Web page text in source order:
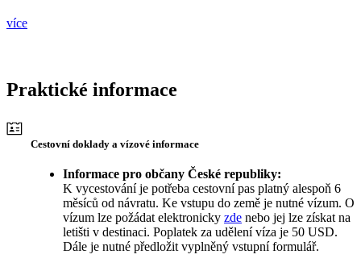
více
Praktické informace
Cestovní doklady a vízové informace
Informace pro občany České republiky:
K vycestování je potřeba cestovní pas platný alespoň 6
měsíců od návratu. Ke vstupu do země je nutné vízum. O
vízum lze požádat elektronicky zde nebo jej lze získat na
letišti v destinaci. Poplatek za udělení víza je 50 USD.
Dále je nutné předložit vyplněný vstupní formulář.